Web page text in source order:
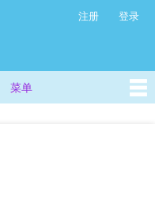
注册 登录
菜单